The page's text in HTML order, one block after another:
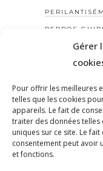
Gérer
Pour offrir les meilleures
telles que les cookies
appareils. Le fait de
traiter des données telles
uniques sur ce site. Le
consentement peut avoir
et fonctions.
PERROS-
PETAIN
PÉTITION
PEUPLE JUIF
PEUPLE
PHILIP
PHILIPPE